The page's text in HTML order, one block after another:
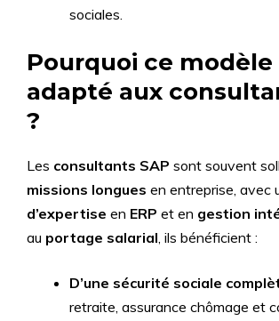
sociales.
Pourquoi ce modèle
adapté aux
?
Les consultants SAP sont souvent
missions longues en entreprise, avec
d’expertise en ERP et en gestion
au portage salarial, ils bénéficient :
D’une sécurité sociale
retraite, assurance chômage et